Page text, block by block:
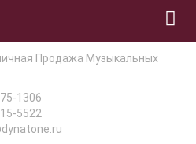
1306
5522